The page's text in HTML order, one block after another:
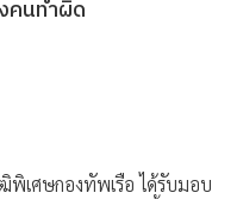
คนทำผิด
เศษกองทัพเรือ ได้รับมอบ